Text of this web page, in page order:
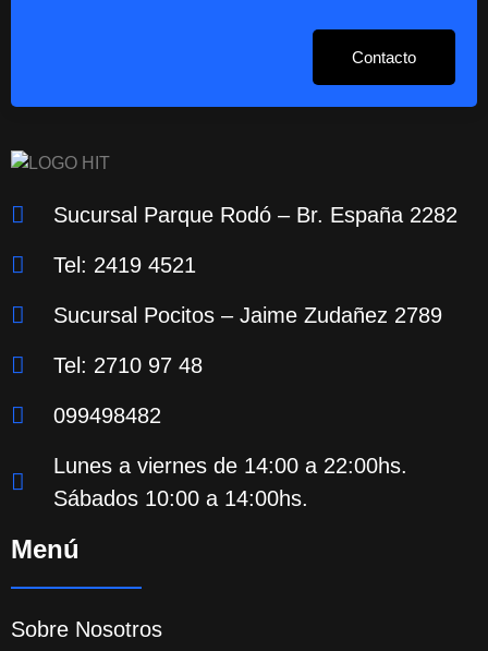
Contacto
Sucursal Parque Rodó – Br. España 2282
Tel: 2419 4521
Sucursal Pocitos – Jaime Zudañez 2789
Tel: 2710 97 48
099498482
Lunes a viernes de 14:00 a 22:00hs.
Sábados 10:00 a 14:00hs.
Menú
Sobre Nosotros